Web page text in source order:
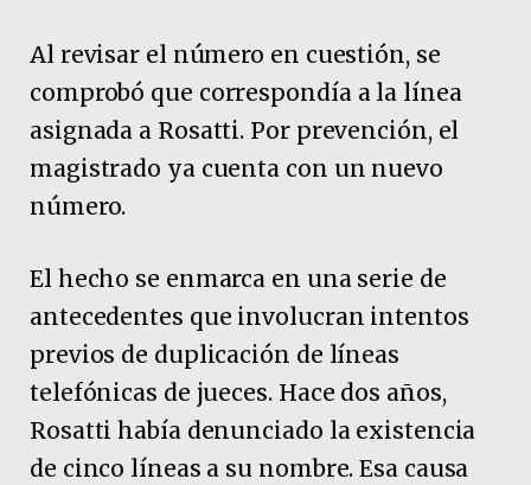
Al revisar el número en cuestión, se
comprobó que correspondía a la línea
asignada a Rosatti. Por prevención, el
magistrado ya cuenta con un nuevo
número.
El hecho se enmarca en una serie de
antecedentes que involucran intentos
previos de duplicación de líneas
telefónicas de jueces. Hace dos años,
Rosatti había denunciado la existencia
de cinco líneas a su nombre. Esa causa